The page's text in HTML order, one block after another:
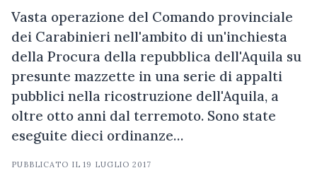
Vasta operazione del Comando provinciale
dei Carabinieri nell'ambito di un'inchiesta
della Procura della repubblica dell'Aquila su
presunte mazzette in una serie di appalti
pubblici nella ricostruzione dell'Aquila, a
oltre otto anni dal terremoto. Sono state
eseguite dieci ordinanze…
PUBBLICATO IL19 LUGLIO 2017